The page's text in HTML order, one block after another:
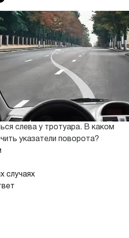
слева у тротуара. В каком
указатели поворота?
случаях